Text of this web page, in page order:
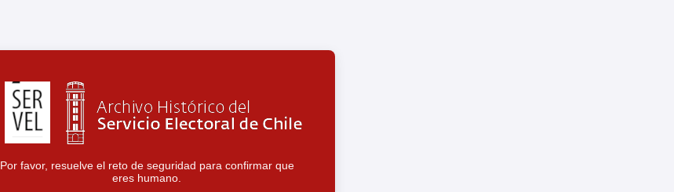
Por favor, resuelve el reto de seguridad para confirmar que
eres humano.